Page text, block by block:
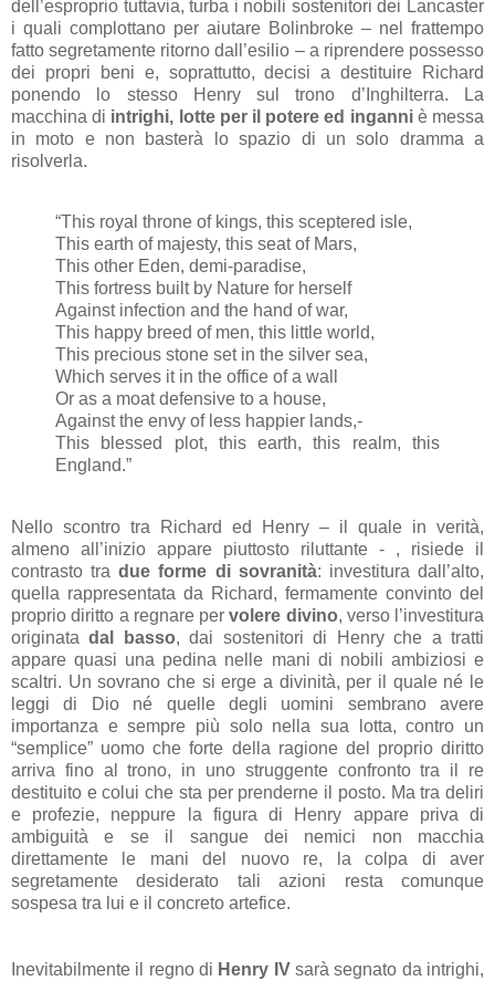
dell’esproprio tuttavia, turba i nobili sostenitori dei Lancaster
i quali complottano per aiutare Bolinbroke – nel frattempo
fatto segretamente ritorno dall’esilio – a riprendere possesso
dei propri beni e, soprattutto, decisi a destituire Richard
ponendo lo stesso Henry sul trono d’Inghilterra. La
macchina di intrighi, lotte per il potere ed inganniè messa
in moto e non basterà lo spazio di un solo dramma a
risolverla.
“This royal throne of kings, this sceptered isle,
This earth of majesty, this seat of Mars,
This other Eden, demi-paradise,
This fortress built by Nature for herself
Against infection and the hand of war,
This happy breed of men, this little world,
This precious stone set in the silver sea,
Which serves it in the office of a wall
Or as a moat defensive to a house,
Against the envy of less happier lands,-
This blessed plot, this earth, this realm, this
England.”
Nello scontro tra Richard ed Henry – il quale in verità,
almeno all’inizio appare piuttosto riluttante - , risiede il
contrasto tradue forme di sovranità: investitura dall’alto,
quella rappresentata da Richard, fermamente convinto del
proprio diritto a regnare pervolere divino, verso l’investitura
originatadal basso, dai sostenitori di Henry che a tratti
appare quasi una pedina nelle mani di nobili ambiziosi e
scaltri. Un sovrano che si erge a divinità, per il quale né le
leggi di Dio né quelle degli uomini sembrano avere
importanza e sempre più solo nella sua lotta, contro un
“semplice” uomo che forte della ragione del proprio diritto
arriva fino al trono, in uno struggente confronto tra il re
destituito e colui che sta per prenderne il posto. Ma tra deliri
e profezie, neppure la figura di Henry appare priva di
ambiguità e se il sangue dei nemici non macchia
direttamente le mani del nuovo re, la colpa di aver
segretamente desiderato tali azioni resta comunque
sospesa tra lui e il concreto artefice.
Inevitabilmente il regno di Henry IVsarà segnato da intrighi,